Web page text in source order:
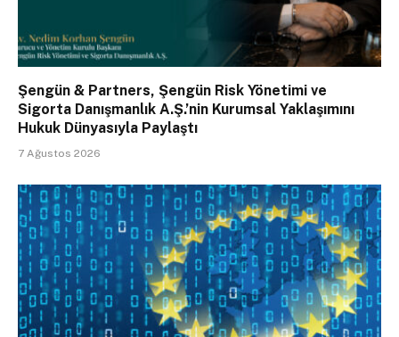
Şengün & Partners, Şengün Risk Yönetimi ve
Sigorta Danışmanlık A.Ş.’nin Kurumsal Yaklaşımını
Hukuk Dünyasıyla Paylaştı
7 Ağustos 2026